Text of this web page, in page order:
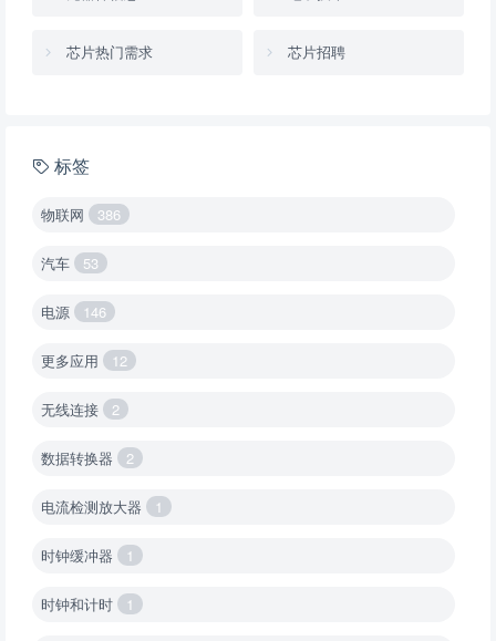
芯片热门需求 芯片招聘
标签
物联网 386
汽车 53
电源 146
更多应用 12
无线连接 2
数据转换器 2
电流检测放大器 1
时钟缓冲器 1
时钟和计时 1